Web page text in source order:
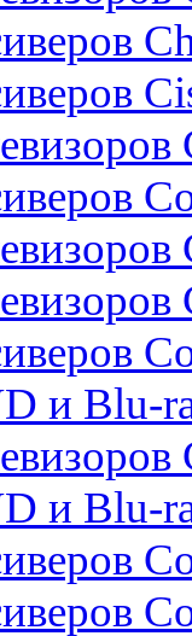
и Blu-
и Blu-